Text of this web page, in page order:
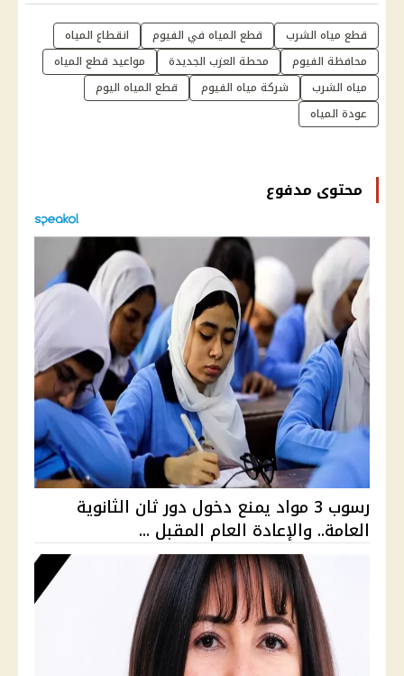
قطع مياه الشرب قطع المياه في الفيوم
انقطاع المياه
محافظة الفيوم
محطة العزب الجديدة
مواعيد قطع المياه
مياه الشرب
شركة مياه الفيوم
قطع المياه اليوم
عودة المياه
محتوى مدفوع
رسوب 3 مواد يمنع دخول دور ثان الثانوية
العامة.. والإعادة العام المقبل ...